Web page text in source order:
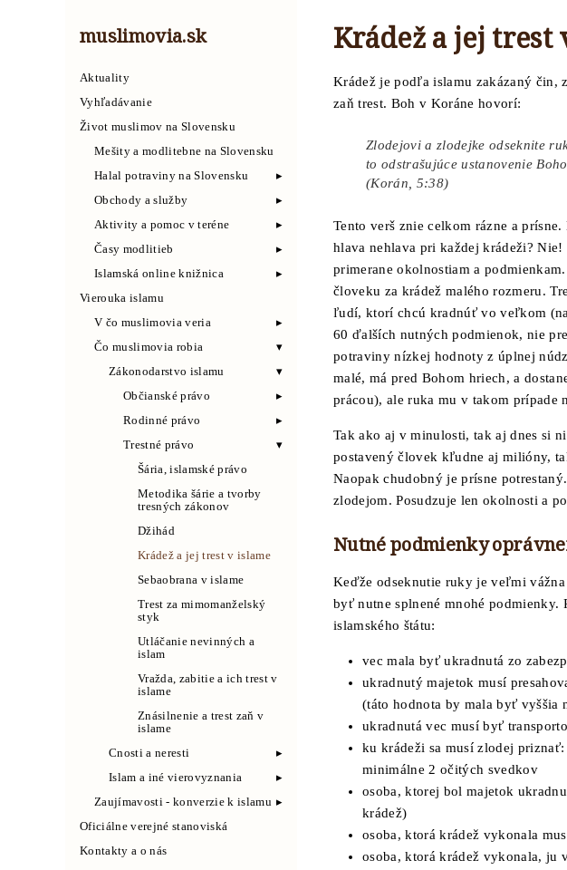
muslimovia.sk
Aktuality
Vyhľadávanie
Život muslimov na Slovensku
Mešity a modlitebne na Slovensku
Halal potraviny na Slovensku
Obchody a služby
Aktivity a pomoc v teréne
Časy modlitieb
Islamská online knižnica
Vierouka islamu
V čo muslimovia veria
Čo muslimovia robia
Zákonodarstvo islamu
Občianské právo
Rodinné právo
Trestné právo
Šária, islamské právo
Metodika šárie a tvorby
tresných zákonov
Džihád
Krádež a jej trest v islame
Sebaobrana v islame
Trest za mimomanželský
styk
Utláčanie nevinných a
islam
Vražda, zabitie a ich trest v
islame
Znásilnenie a trest zaň v
islame
Cnosti a neresti
Islam a iné vierovyznania
Zaujímavosti - konverzie k islamu
Oficiálne verejné stanoviská
Kontakty a o nás
Krádež a jej trest
Krádež je podľa islamu zakázaný čin,
zaň trest. Boh v Koráne hovorí:
Zlodejovi a zlodejke odseknite
to odstrašujúce ustanovenie
(Korán, 5:38)
Tento verš znie celkom rázne a
hlava nehlava pri každej krádeži?
primerane okolnostiam a
človeku za krádež malého rozmeru.
ľudí, ktorí chcú kradnúť vo veľkom
60 ďalších nutných podmienok, nie
potraviny nízkej hodnoty z úplnej
malé, má pred Bohom hriech, a
prácou), ale ruka mu v takom prípade
Tak ako aj v minulosti, tak aj dnes si
postavený človek kľudne aj milióny,
Naopak chudobný je prísne
zlodejom. Posudzuje len okolnosti a
Nutné podmienky
Keďže odseknutie ruky je veľmi
byť nutne splnené mnohé podmienky.
islamského štátu:
vec mala byť ukradnutá zo
ukradnutý majetok musí
(táto hodnota by mala byť vyššia
ukradnutá vec musí byť
ku krádeži sa musí zlodej
minimálne 2 očitých svedkov
osoba, ktorej bol majetok
krádež)
osoba, ktorá krádež vykonala
osoba, ktorá krádež vykonala, ju